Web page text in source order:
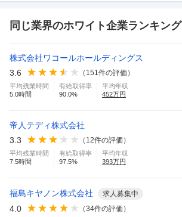
同じ業界のホワイト企業ランキング
株式会社ワコールホールディングス
3.6
（ 151 件の評価）
平均残業時間
5.0時間
有給取得率
90.0%
平均年収
452万円
帝人テディ株式会社
3.3
（ 12件の評価）
平均残業時間
7.5時間
有給取得率
97.5%
平均年収
393万円
福島キヤノン株式会社 求人募集中
4.0 （34件の評価）